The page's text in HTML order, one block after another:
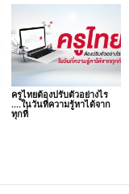
ครูไทยต้องปรับตัวอย่างไร
….ในวันที่ความรู้หาได้จาก
ทุกที่